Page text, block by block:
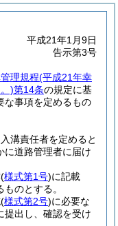
平成21年1月9日
告示第3号
理規程(平成21年幸
)第14条の規定に基
な事項を定めるもの
溝責任者を定めると
に道路管理者に届け
(様式第1号)に記載
のとする。
(様式第2号)に必要な
提出し、確認を受け